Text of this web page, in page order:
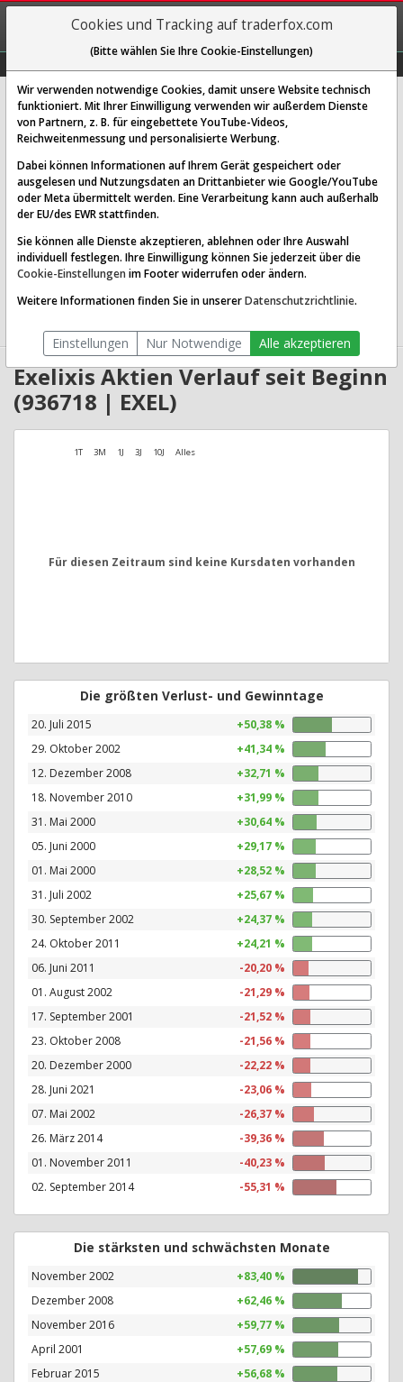
REGIS-
TRIEREN
Exelixis Inc.
[EXEL | WKN 936718 | ISIN US30161Q1040]
54,080 $ 3,54 %
Echtzeit-Aktienkurs 07.08.2026 19:59 Uhr
BID:53,945 $
Website:
Sektor:
Healthcare / Biotechnology
12.94 Mrd. USD
Anzahl
247,781,696
Exelixis Aktien Verlauf seit Beginn
(936718 | EXEL)
1T 3M 1J 3J 10J Alles
Für diesen Zeitraum sind keine Kursdaten vorhanden
Die größten Verlust- und Gewinntage
20. Juli 2015
+50,38 %
29. Oktober 2002
+41,34 %
12. Dezember 2008
+32,71 %
18. November 2010
+31,99 %
31. Mai 2000
+30,64 %
05. Juni 2000
+29,17 %
01. Mai 2000
+28,52 %
31. Juli 2002
+25,67 %
30. September 2002
+24,37 %
24. Oktober 2011
+24,21 %
06. Juni 2011
-20,20 %
01. August 2002
-21,29 %
17. September 2001
-21,52 %
23. Oktober 2008
-21,56 %
20. Dezember 2000
-22,22 %
28. Juni 2021
-23,06 %
07. Mai 2002
-26,37 %
26. März 2014
-39,36 %
01. November 2011
-40,23 %
02. September 2014
-55,31 %
Die stärksten und schwächsten Monate
November 2002
+83,40 %
Dezember 2008
+62,46 %
November 2016
+59,77 %
April 2001
+57,69 %
Februar 2015
+56,68 %
Cookies und Tracking auf traderfox.com
(Bitte wählen Sie Ihre Cookie-Einstellungen)
Wir verwenden notwendige Cookies, damit unsere Website technisch
funktioniert. Mit Ihrer Einwilligung verwenden wir außerdem Dienste
von Partnern, z. B. für eingebettete YouTube-Videos,
Reichweitenmessung und personalisierte Werbung.
Dabei können Informationen auf Ihrem Gerät gespeichert oder
ausgelesen und Nutzungsdaten an Drittanbieter wie Google/YouTube
oder Meta übermittelt werden. Eine Verarbeitung kann auch außerhalb
der EU/des EWR stattfinden.
Sie können alle Dienste akzeptieren, ablehnen oder Ihre Auswahl
individuell festlegen. Ihre Einwilligung können Sie jederzeit über die
Cookie-Einstellungen im Footer widerrufen oder ändern.
Weitere Informationen finden Sie in unsererDatenschutzrichtlinie.
Einstellungen Nur Notwendige Alle akzeptieren